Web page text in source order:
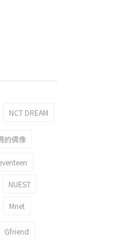
NCT DREAM
的偶像
NUEST
Mnet
Gfriend